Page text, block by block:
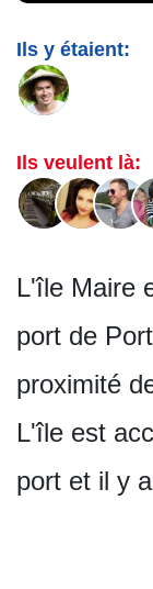
Ils y étaient:
Ils veulent là:
L'île Maire
port de
proximité
L'île est
port et il y